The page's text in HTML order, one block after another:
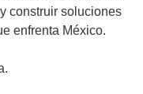
construir soluciones
enfrenta México.